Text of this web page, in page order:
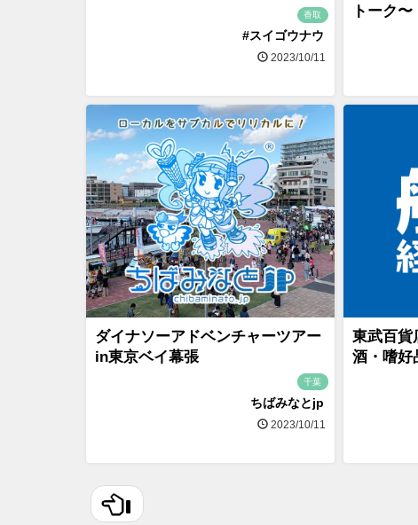
香取
#スイゴウナウ
2023/10/11
トーク〜
ダイナソーアドベンチャーツアー
in東京ベイ幕張
千葉
ちばみなとjp
2023/10/11
東武百貨
酒・嗜好